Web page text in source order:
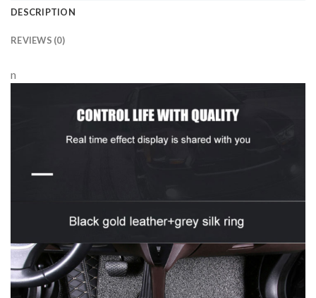
DESCRIPTION
REVIEWS (0)
n